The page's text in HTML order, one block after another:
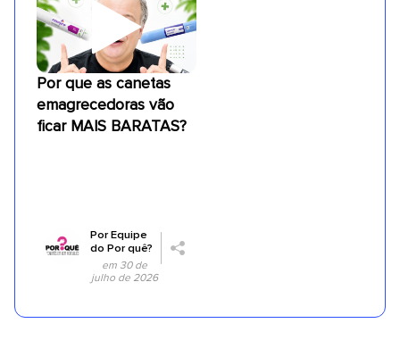
Por que as canetas
emagrecedoras vão
ficar MAIS BARATAS?
PorEquipe
do Por quê?
em 30 de
julho de 2026